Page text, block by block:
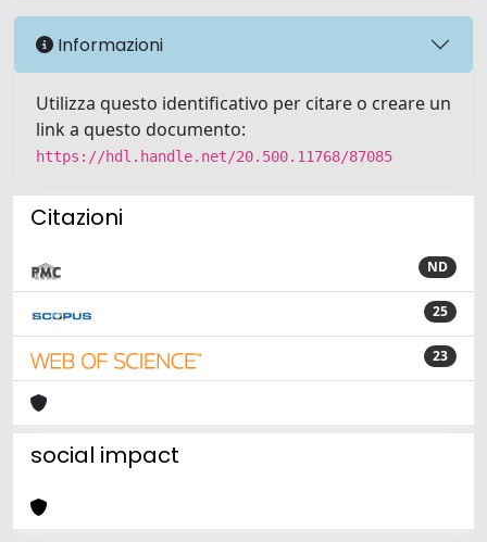
Informazioni
Utilizza questo identificativo per citare o creare un
link a questo documento:
https://hdl.handle.net/20.500.11768/87085
Citazioni
ND
25
23
social impact